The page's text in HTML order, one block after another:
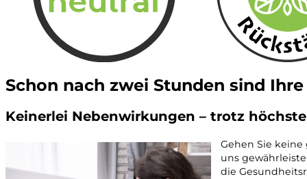
Schon nach zwei Stunden sind
Keinerlei Nebenwirkungen – trotz
Gehen Sie
uns
die